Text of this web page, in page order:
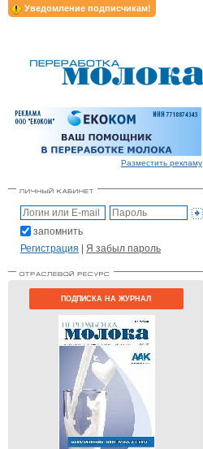
Уведомление подписчикам!
Разместить рекламу
запомнить
Регистрация | Я забыл пароль
ПОДПИСКА НА ЖУРНАЛ